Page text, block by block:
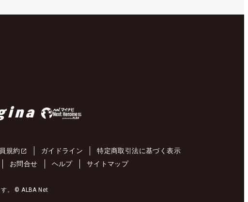
規約 ガイドライン
特定商取引法に基づく表示
お問合せ ヘルプ サイトマップ
す。 © ALBA Net